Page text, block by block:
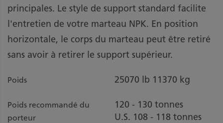
principales. Le style de support standard facilite
l'entretien de votre marteau NPK. En position
horizontale, le corps du marteau peut être retiré
sans avoir à retirer le support supérieur.
Poids 25070 lb 11370 kg
Poids recommandé du
porteur
120 - 130 tonnes
U.S. 108 - 118 tonnes